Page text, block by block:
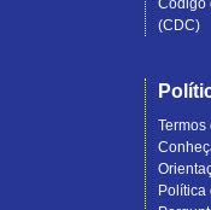
Código
(CDC)
Termos
Política